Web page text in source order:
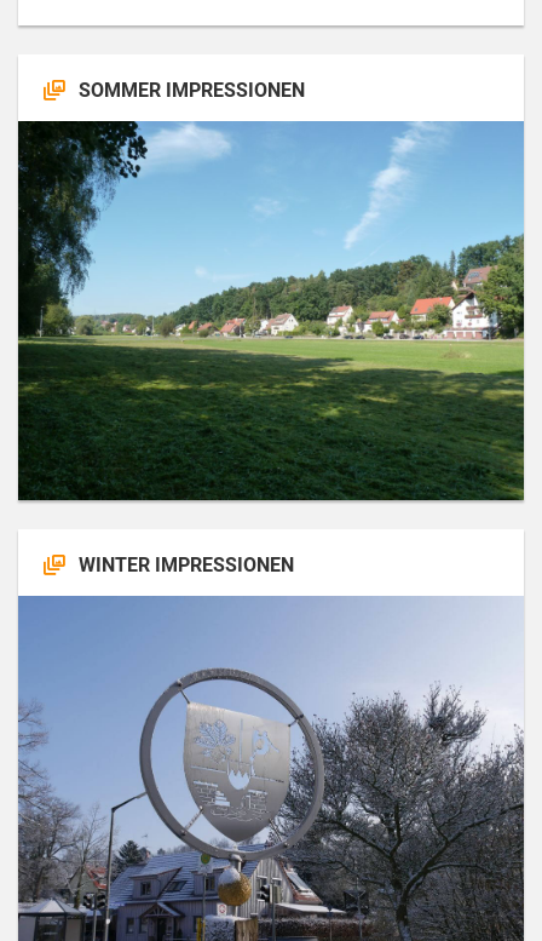
SOMMER IMPRESSIONEN
WINTER IMPRESSIONEN